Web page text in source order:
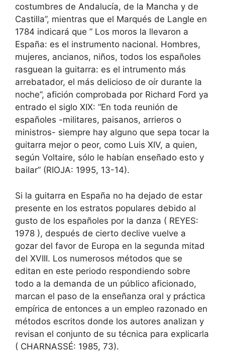
costumbres de Andalucía, de la Mancha y de
Castilla”, mientras que el Marqués de Langle en
1784 indicará que ” Los moros la llevaron a
España: es el instrumento nacional. Hombres,
mujeres, ancianos, niños, todos los españoles
rasguean la guitarra: es el intrumento más
arrebatador, el más delicioso de oír durante la
noche”, afición comprobada por Richard Ford ya
entrado el siglo XIX: “En toda reunión de
españoles -militares, paisanos, arrieros o
ministros- siempre hay alguno que sepa tocar la
guitarra mejor o peor, como Luis XIV, a quien,
según Voltaire, sólo le habían enseñado esto y
bailar” (RIOJA: 1995, 13-14).
Si la guitarra en España no ha dejado de estar
presente en los estratos populares debido al
gusto de los españoles por la danza ( REYES:
1978 ), después de cierto declive vuelve a
gozar del favor de Europa en la segunda mitad
del XVIII. Los numerosos métodos que se
editan en este periodo respondiendo sobre
todo a la demanda de un público aficionado,
marcan el paso de la enseñanza oral y práctica
empírica de entonces a un empleo razonado en
métodos escritos donde los autores analizan y
revisan el conjunto de su técnica para explicarla
( CHARNASSÉ: 1985, 73).